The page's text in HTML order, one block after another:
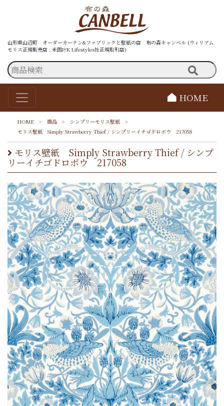
山形県山辺町 オーダーカーテン&ファブリックと壁紙の店 布の森キャンベル (ウィリアム
モリス正規販売店 . 米国P/K Lifestyles社正規取引店)
HOME
HOME > 商品 > シンプリーモリス壁紙
>
モリス壁紙 Simply Strawberry Thief / シンプリーイチゴドロボウ 217058
モリス壁紙 Simply Strawberry Thief / シンプ
リーイチゴドロボウ 217058